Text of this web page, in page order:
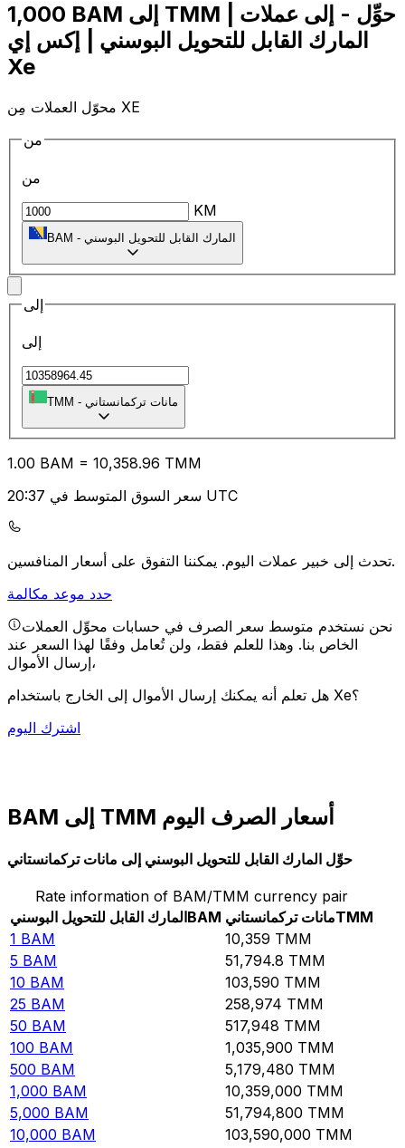
1,000 BAM إلى TMM | حوِّل - إلى عملات
المارك القابل للتحويل البوسني | إكس إي
Xe
محوّل العملات مِن XE
من
من
KM
BAM - المارك القابل للتحويل البوسني
إلى
إلى
TMM - مانات تركمانستاني
1.00 BAM = 10,358.96 TMM
سعر السوق المتوسط في 20:37 UTC
تحدث إلى خبير عملات اليوم.يمكننا التفوق على أسعار المنافسين.
حدد موعد مكالمة
نحن نستخدم متوسط سعر الصرف في حسابات محوِّل العملات
الخاص بنا. وهذا للعلم فقط، ولن تُعامل وفقًا لهذا السعر عند
إرسال الأموال،
هل تعلم أنه يمكنك إرسال الأموال إلى الخارج باستخدام Xe؟
اشترك اليوم
BAM إلى TMM أسعار الصرف اليوم
حوِّل المارك القابل للتحويل البوسني إلى مانات تركمانستاني
Rate information of BAM/TMM currency pair
المارك القابل للتحويل البوسنيBAM مانات تركمانستانيTMM
1 BAM 10,359 TMM
5 BAM 51,794.8 TMM
10 BAM 103,590 TMM
25 BAM 258,974 TMM
50 BAM 517,948 TMM
100 BAM 1,035,900 TMM
500 BAM 5,179,480 TMM
1,000 BAM 10,359,000 TMM
5,000 BAM 51,794,800 TMM
10,000 BAM 103,590,000 TMM